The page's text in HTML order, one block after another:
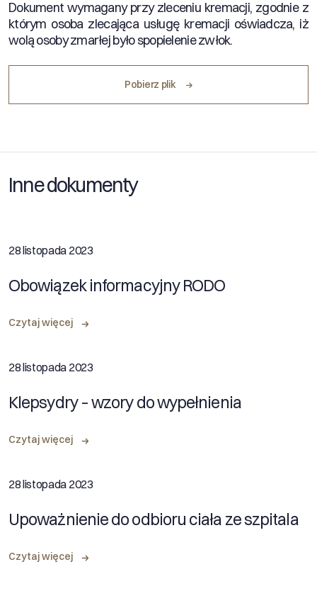
Dokument wymagany przy zleceniu kremacji, zgodnie z
którym osoba zlecająca usługę kremacji oświadcza, iż
wolą osoby zmarłej było spopielenie zwłok.
Pobierz plik
Inne dokumenty
28 listopada 2023
Obowiązek informacyjny RODO
Czytaj więcej
28 listopada 2023
Klepsydry – wzory do wypełnienia
Czytaj więcej
28 listopada 2023
Upoważnienie do odbioru ciała ze szpitala
Czytaj więcej